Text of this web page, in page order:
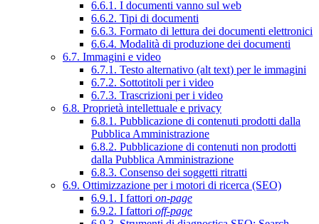
6.6.1. I documenti vanno sul web
6.6.2. Tipi di documenti
6.6.3. Formato di lettura dei documenti elettronici
6.6.4. Modalità di produzione dei documenti
6.7. Immagini e video
6.7.1. Testo alternativo (alt text) per le immagini
6.7.2. Sottotitoli per i video
6.7.3. Trascrizioni per i video
6.8. Proprietà intellettuale e privacy
6.8.1. Pubblicazione di contenuti prodotti dalla
Pubblica Amministrazione
6.8.2. Pubblicazione di contenuti non prodotti
dalla Pubblica Amministrazione
6.8.3. Consenso dei soggetti ritratti
6.9. Ottimizzazione per i motori di ricerca (SEO)
6.9.1. I fattori on-page
6.9.2. I fattori off-page